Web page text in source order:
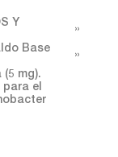
Y
Base
mg).
el